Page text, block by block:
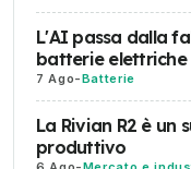
L'AI passa dalla
batterie elettriche
7 Ago-Batterie
La Rivian R2 è un
produttivo